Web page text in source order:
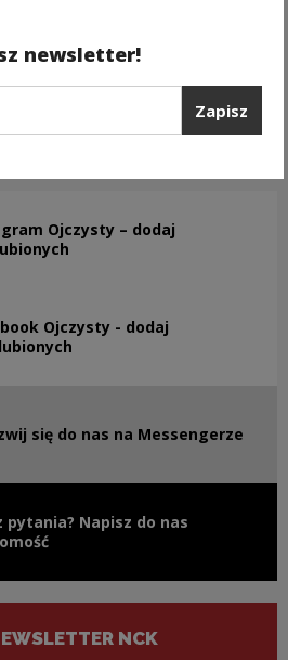
frazeologia, poprawność
Ojczysty – dodaj
otwarty w nowym oknie
Ojczysty - dodaj
otwarty w nowym oknie
się do nas na Messengerze
otwarty w nowym oknie
pytania? Napisz do nas
NCK
newsletter!
Zapisz